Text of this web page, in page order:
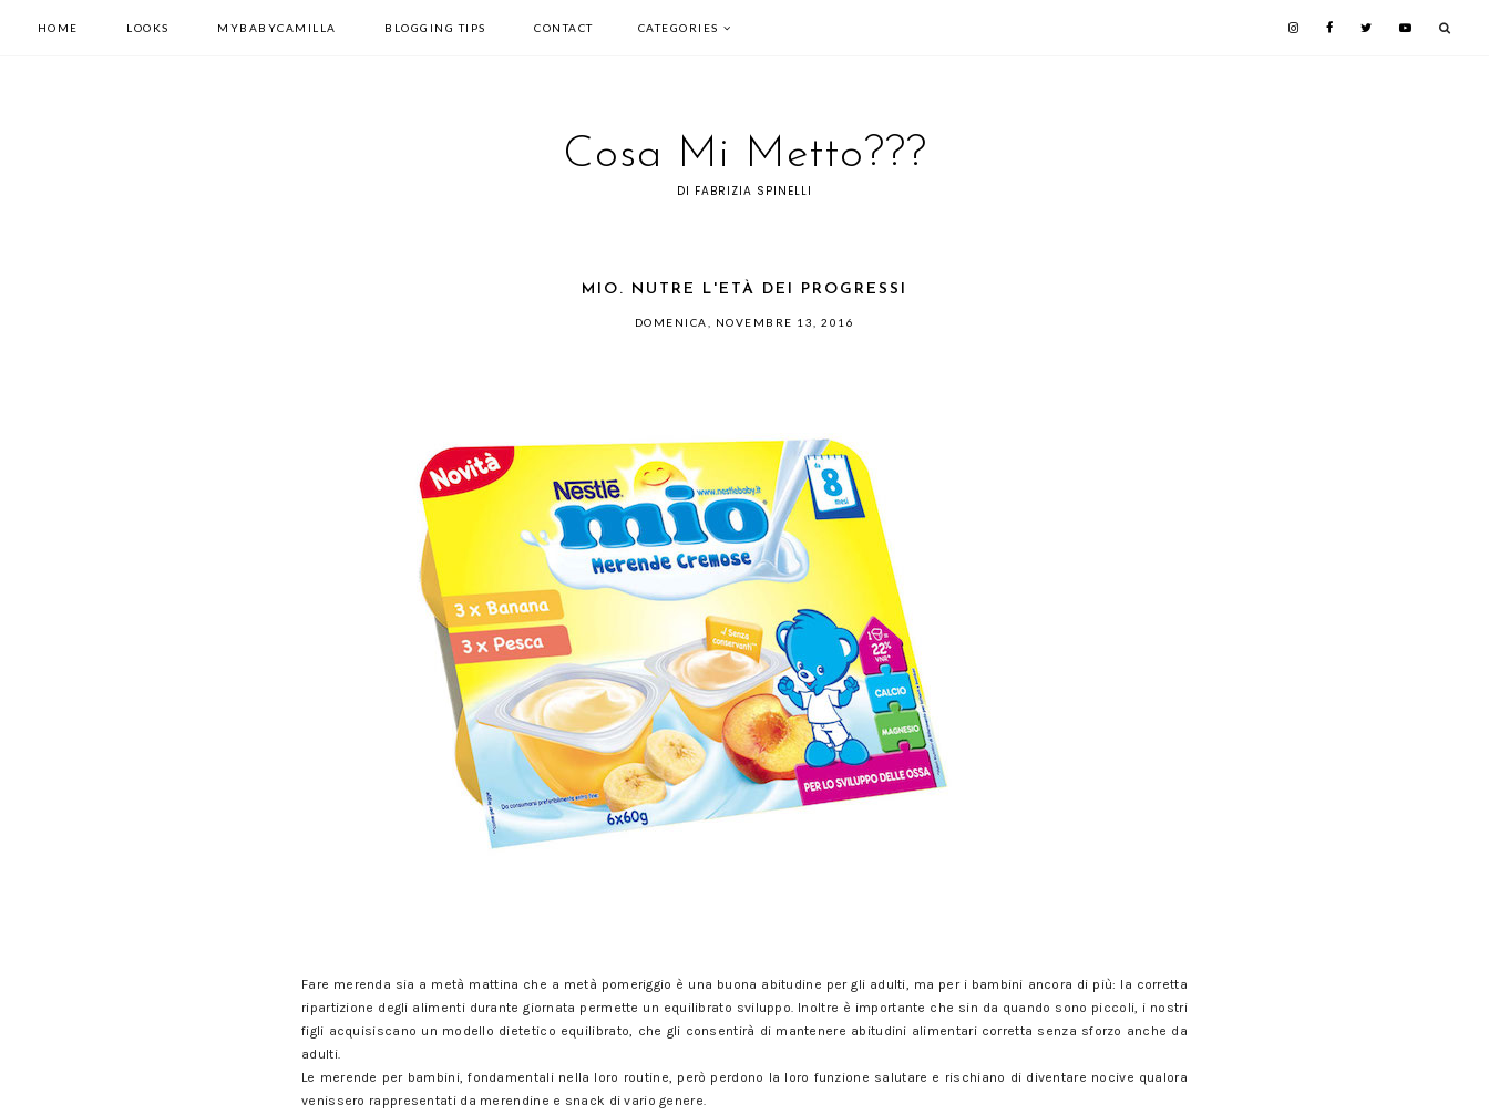
HOME LOOKS MYBABYCAMILLA BLOGGING TIPS CONTACT CATEGORIES
Cosa Mi Metto???
DI FABRIZIA SPINELLI
MIO. NUTRE L'ETÀ DEI PROGRESSI
DOMENICA, NOVEMBRE 13, 2016
Fare merenda sia a metà mattina che a metà pomeriggio è una buona abitudine per gli adulti, ma per i bambini ancora di più: la corretta
ripartizione degli alimenti durante giornata permette un equilibrato sviluppo. Inoltre è importante che sin da quando sono piccoli, i nostri
figli acquisiscano un modello dietetico equilibrato, che gli consentirà di mantenere abitudini alimentari corretta senza sforzo anche da
adulti.
Le merende per bambini, fondamentali nella loro routine, però perdono la loro funzione salutare e rischiano di diventare nocive qualora
venissero rappresentati da merendine e snack di vario genere.